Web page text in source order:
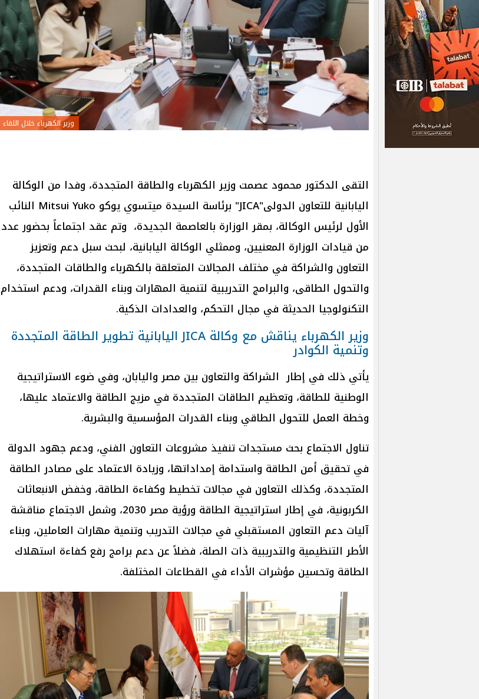
وزير الكهرباء خلال اللقاء
التقى الدكتور محمود عصمت وزير الكهرباء والطاقة المتجددة، وفدا من الوكالة
اليابانية للتعاون الدولى"JICA" برئاسة السيدة ميتسوي يوكو Mitsui Yuko النائب
الأول لرئيس الوكالة، بمقر الوزارة بالعاصمة الجديدة، وتم عقد اجتماعاً بحضور عدد
من قيادات الوزارة المعنيين، وممثلي الوكالة اليابانية، لبحث سبل دعم وتعزيز
التعاون والشراكة في مختلف المجالات المتعلقة بالكهرباء والطاقات المتجددة،
والتحول الطاقى، والبرامج التدريبية لتنمية المهارات وبناء القدرات، ودعم استخدام
التكنولوجيا الحديثة في مجال التحكم، والعدادات الذكية.
وزير الكهرباء يناقش مع وكالة JICA اليابانية تطوير الطاقة المتجددة
وتنمية الكوادر
يأتي ذلك في إطار الشراكة والتعاون بين مصر واليابان، وفي ضوء الاستراتيجية
الوطنية للطاقة، وتعظيم الطاقات المتجددة في مزيج الطاقة والاعتماد عليها،
وخطة العمل للتحول الطاقي وبناء القدرات المؤسسية والبشرية.
تناول الاجتماع بحث مستجدات تنفيذ مشروعات التعاون الفني، ودعم جهود الدولة
في تحقيق أمن الطاقة واستدامة إمداداتها، وزيادة الاعتماد على مصادر الطاقة
المتجددة، وكذلك التعاون في مجالات تخطيط وكفاءة الطاقة، وخفض الانبعاثات
الكربونية، في إطار استراتيجية الطاقة ورؤية مصر 2030، وشمل الاجتماع مناقشة
آليات دعم التعاون المستقبلي في مجالات التدريب وتنمية مهارات العاملين، وبناء
الأطر التنظيمية والتدريبية ذات الصلة، فضلاً عن دعم برامج رفع كفاءة استهلاك
الطاقة وتحسين مؤشرات الأداء في القطاعات المختلفة.